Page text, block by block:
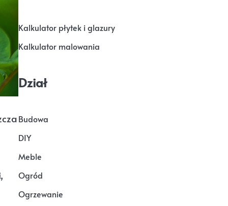
Kalkulator płytek i glazury
Kalkulator malowania
Dział
Budowa
DIY
Meble
Ogród
Ogrzewanie